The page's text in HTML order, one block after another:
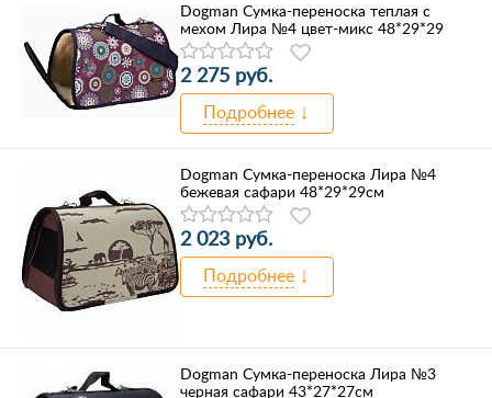
Dogman Сумка-переноска теплая с
мехом Лира №4 цвет-микс 48*29*29
2 275 руб.
Подробнее
Dogman Сумка-переноска Лира №4
бежевая сафари 48*29*29см
2 023 руб.
Подробнее
Dogman Сумка-переноска Лира №3
черная сафари 43*27*27см